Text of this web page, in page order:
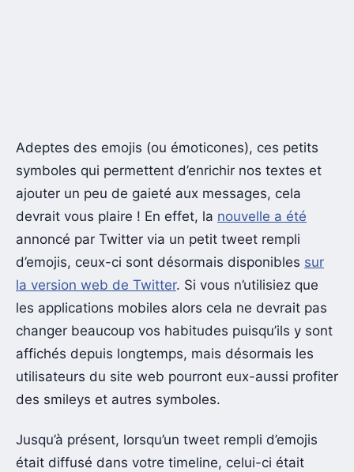
Adeptes des emojis (ou émoticones), ces petits
symboles qui permettent d’enrichir nos textes et
ajouter un peu de gaieté aux messages, cela
devrait vous plaire ! En effet, la nouvelle a été
annoncé par Twitter via un petit tweet rempli
d’emojis, ceux-ci sont désormais disponibles sur
la version web de Twitter. Si vous n’utilisiez que
les applications mobiles alors cela ne devrait pas
changer beaucoup vos habitudes puisqu’ils y sont
affichés depuis longtemps, mais désormais les
utilisateurs du site web pourront eux-aussi profiter
des smileys et autres symboles.
Jusqu’à présent, lorsqu’un tweet rempli d’emojis
était diffusé dans votre timeline, celui-ci était